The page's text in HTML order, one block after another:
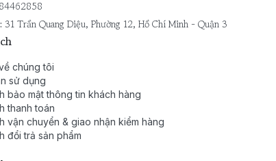
: 31 Trần Quang Diệu, Phường 12, Hồ Chí Minh - Quận 3
chúng tôi
sử dụng
bảo mật thông tin khách hàng
thanh toán
vận chuyển & giao nhận kiểm hàng
đổi trả sản phẩm